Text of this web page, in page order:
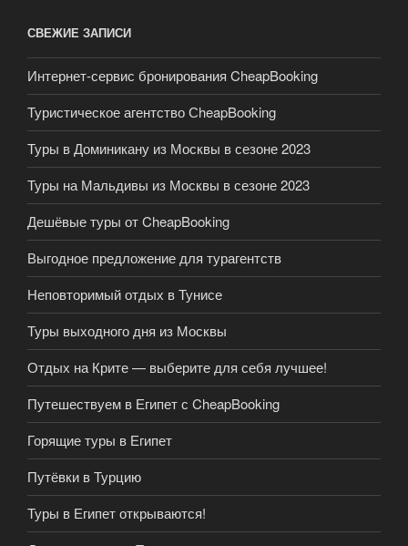
СВЕЖИЕ ЗАПИСИ
Интернет-сервис бронирования CheapBooking
Туристическое агентство СheapBooking
Туры в Доминикану из Москвы в сезоне 2023
Туры на Мальдивы из Москвы в сезоне 2023
Дешёвые туры от CheapBooking
Выгодное предложение для турагентств
Неповторимый отдых в Тунисе
Туры выходного дня из Москвы
Отдых на Крите — выберите для себя лучшее!
Путешествуем в Египет с CheapBooking
Горящие туры в Египет
Путёвки в Турцию
Туры в Египет открываются!